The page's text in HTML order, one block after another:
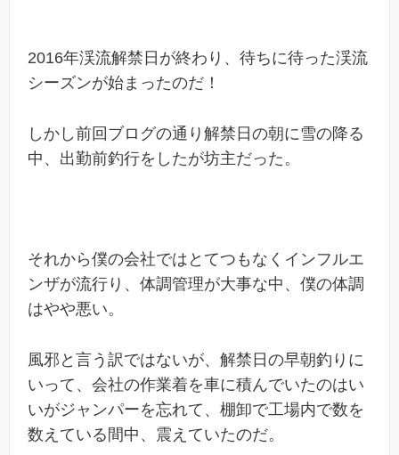
2016年渓流解禁日が終わり、待ちに待った渓流
シーズンが始まったのだ！
しかし前回ブログの通り解禁日の朝に雪の降る
中、出勤前釣行をしたが坊主だった。
それから僕の会社ではとてつもなくインフルエ
ンザが流行り、体調管理が大事な中、僕の体調
はやや悪い。
風邪と言う訳ではないが、解禁日の早朝釣りに
いって、会社の作業着を車に積んでいたのはい
いがジャンパーを忘れて、棚卸で工場内で数を
数えている間中、震えていたのだ。